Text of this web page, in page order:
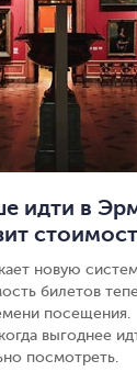
идти в
новую
билетов
посещения.
выгоднее
посмотреть.